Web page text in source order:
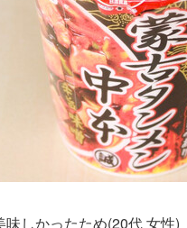
味しかったため(20代 女性)